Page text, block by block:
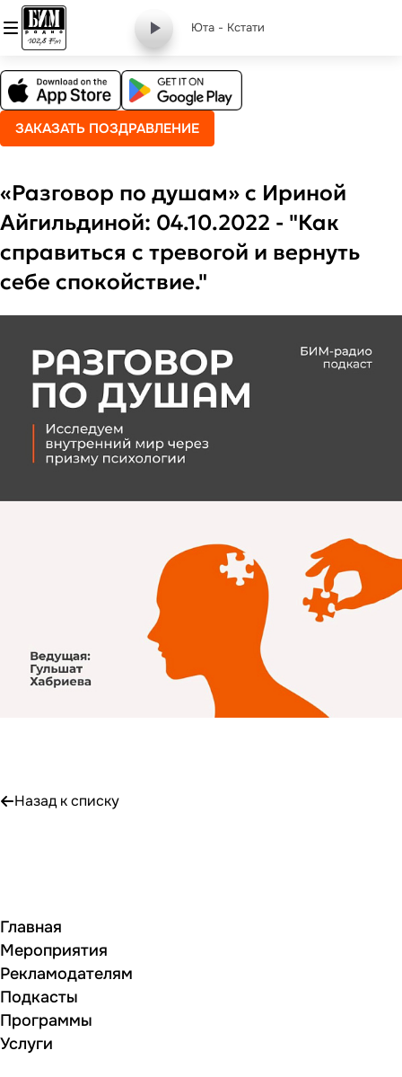
Юта - Кстати
ЗАКАЗАТЬ ПОЗДРАВЛЕНИЕ
«Разговор по душам» с Ириной
Айгильдиной: 04.10.2022 - "Как
справиться с тревогой и вернуть
себе спокойствие."
Назад к списку
Главная
Мероприятия
Рекламодателям
Подкасты
Программы
Услуги